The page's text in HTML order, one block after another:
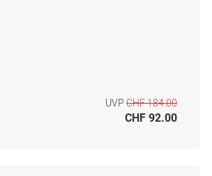
UVP CHF 184.00
CHF 92.00